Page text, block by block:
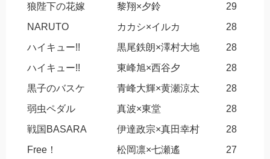
狼陛下の花嫁
黎翔×夕鈴
29
NARUTO
カカシ×イルカ
28
ハイキュー!!
黒尾鉄朗×澤村大地
28
ハイキュー!!
東峰旭×西谷夕
28
黒子のバスケ
青峰大輝×黄瀬涼太
28
弱虫ペダル
真波×東堂
28
戦国BASARA
伊達政宗×真田幸村
28
Free！
松岡凛×七瀬遙
27